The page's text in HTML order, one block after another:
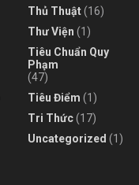
Thủ Thuật(16)
Thư Viện (1)
Tiêu Chuẩn Quy
Phạm
(47)
Tiêu Điểm (1)
Tri Thức(17)
Uncategorized (1)